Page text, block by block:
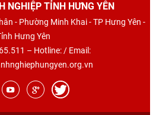
NGHIỆP TỈNH HƯNG YÊN
- Phường Minh Khai - TP Hưng Yên -
Hưng Yên
– Hotline: / Email: